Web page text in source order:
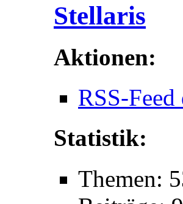
Stellaris
Aktionen:
RSS-
Statistik:
Themen: